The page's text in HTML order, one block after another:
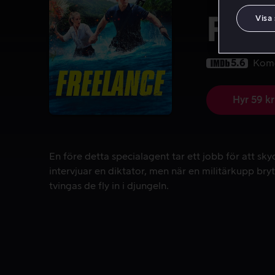
5.6
Hyr 59 kr
En före detta specialagent tar ett jobb för att
En före detta specialagent tar ett jobb för att
intervjuar en diktator, men när en militärkupp
tvingas de fly in i djungeln.
Visa